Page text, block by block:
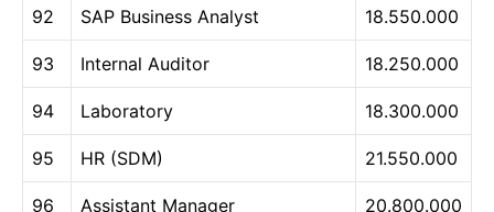
92 SAP Business Analyst 18.550.000
93 Internal Auditor 18.250.000
94 Laboratory 18.300.000
95 HR (SDM) 21.550.000
96 Assistant Manager 20.800.000